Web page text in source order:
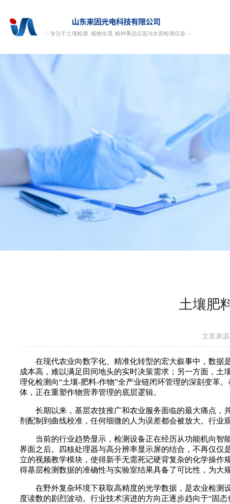
土壤肥
文章来
在现代农业向数字化、精准化转型的宏大叙事中，数据是
成本高，难以满足田间地头的实时决策需求；另一方面，土
理化检测向“土壤-肥料-作物”全产业链闭环管理的深刻变革
体，正在重塑作物营养管理的底层逻辑。
长期以来，基层农技推广和农业服务面临的最大痛点，
剂配制到曲线校准，任何细微的人为误差都会被放大。行业
当前的行业趋势显示，检测设备正在经历从功能机向智
界面之后。四核处理器与高分辨率显示屏的结合，不再仅仅
立的视频教学模块，使得新手无需死记硬背复杂的化学操
得基层检测数据的准确性与实验室结果具备了可比性，为大
在野外复杂环境下获取高精度的光学数据，是农业检测
度读数的剧烈波动。行业技术演进的方向正逐步趋向于“固